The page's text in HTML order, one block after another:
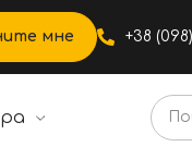
мне +38 (098)